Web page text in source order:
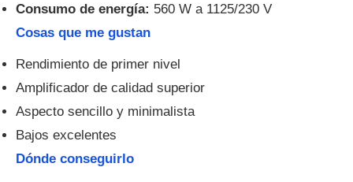
Consumo de energía: 560 W a 1125/230 V
Cosas que me gustan
Rendimiento de primer nivel
Amplificador de calidad superior
Aspecto sencillo y minimalista
Bajos excelentes
Dónde conseguirlo